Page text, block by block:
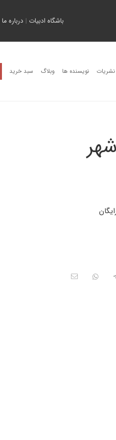
باشگاه ادبیات | درباره ما
نشریات نویسنده ها وبلاگ سبد خرید